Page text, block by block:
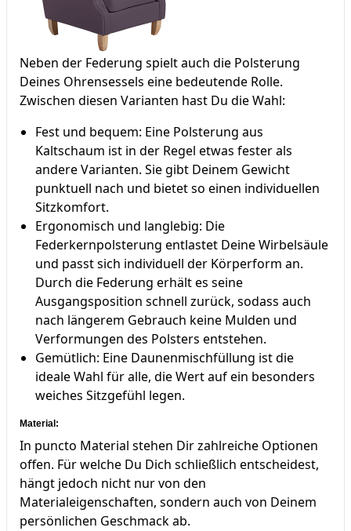
Neben der Federung spielt auch die Polsterung
Deines Ohrensessels eine bedeutende Rolle.
Zwischen diesen Varianten hast Du die Wahl:
Fest und bequem: Eine Polsterung aus
Kaltschaum ist in der Regel etwas fester als
andere Varianten. Sie gibt Deinem Gewicht
punktuell nach und bietet so einen individuellen
Sitzkomfort.
Ergonomisch und langlebig: Die
Federkernpolsterung entlastet Deine Wirbelsäule
und passt sich individuell der Körperform an.
Durch die Federung erhält es seine
Ausgangsposition schnell zurück, sodass auch
nach längerem Gebrauch keine Mulden und
Verformungen des Polsters entstehen.
Gemütlich: Eine Daunenmischfüllung ist die
ideale Wahl für alle, die Wert auf ein besonders
weiches Sitzgefühl legen.
Material:
In puncto Material stehen Dir zahlreiche Optionen
offen. Für welche Du Dich schließlich entscheidest,
hängt jedoch nicht nur von den
Materialeigenschaften, sondern auch von Deinem
persönlichen Geschmack ab.